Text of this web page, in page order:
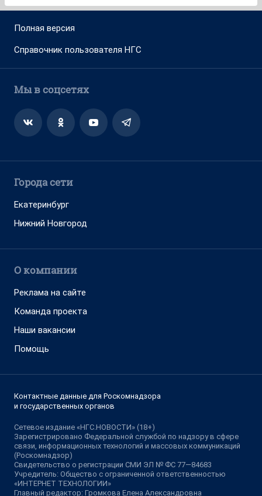
Полная версия
Справочник пользователя НГС
Мы в соцсетях
Города сети
Екатеринбург
Нижний Новгород
О компании
Реклама на сайте
Команда проекта
Наши вакансии
Помощь
Контактные данные для Роскомнадзора
и государственных органов
Сетевое издание «НГС.НОВОСТИ» (18+)
Зарегистрировано Федеральной службой по надзору в сфере
связи, информационных технологий и массовых коммуникаций
(Роскомнадзор)
Свидетельство о регистрации СМИ ЭЛ № ФС 77—84683
Учредитель: Общество с ограниченной ответственностью
«ИНТЕРНЕТ ТЕХНОЛОГИИ»
Главный редактор: Громкова Елена Александровна